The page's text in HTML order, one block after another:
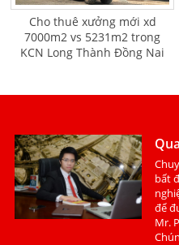
Cho thuê xưởng mới xd
7000m2 vs 5231m2 trong
KCN Long Thành Đồng Nai
bất
để
Mr.